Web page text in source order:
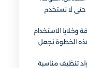
حتى لا نستخدم
وخلايا الاستخدام
الخطوة تجعل
تنظيف مناسبة